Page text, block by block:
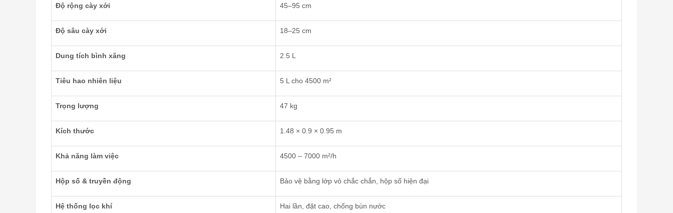
Độ rộng cày xới 45–95 cm
Độ sâu cày xới 18–25 cm
Dung tích bình xăng 2.5 L
Tiêu hao nhiên liệu 5 L cho 4500 m²
Trọng lượng 47 kg
Kích thước 1.48 × 0.9 × 0.95 m
Khả năng làm việc 4500 – 7000 m²/h
Hộp số & truyền động Bảo vệ bằng lớp vỏ chắc chắn, hộp số hiện đại
Hệ thống lọc khí Hai lần, đặt cao, chống bùn nước